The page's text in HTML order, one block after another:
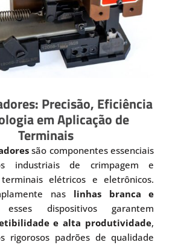
Precisão, Eficiência
em Aplicação de
Terminais
são componentes essenciais
industriais de crimpagem e
elétricos e eletrônicos.
nas linhas branca e
dispositivos garantem
e alta produtividade,
rigorosos padrões de qualidade